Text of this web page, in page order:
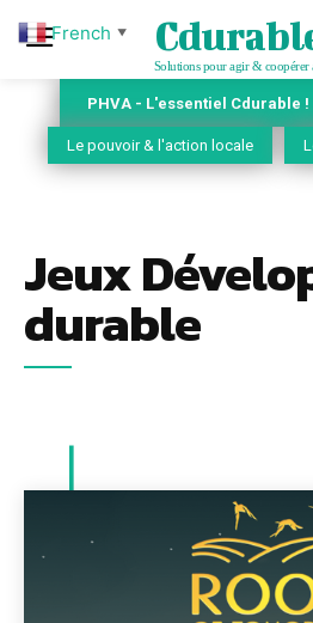
Solutions pour agir & coopérer
PHVA - L'essentiel Cdurable !
Le pouvoir & l'action locale
Jeux
durable
French ▼